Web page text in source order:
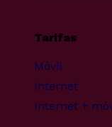
Tarifas
Móvil
Internet
Internet +